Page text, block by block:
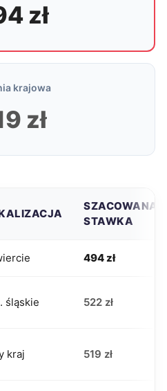
zł
krajowa
zł
SZACOWANA
STAWKA
494 zł
śląskie 522 zł
kraj 519 zł